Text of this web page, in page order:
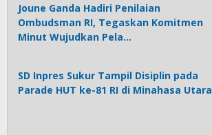
Joune Ganda Hadiri Penilaian
Ombudsman RI, Tegaskan Komitmen
Minut Wujudkan Pela…
SD Inpres Sukur Tampil Disiplin pada
Parade HUT ke-81 RI di Minahasa Utara